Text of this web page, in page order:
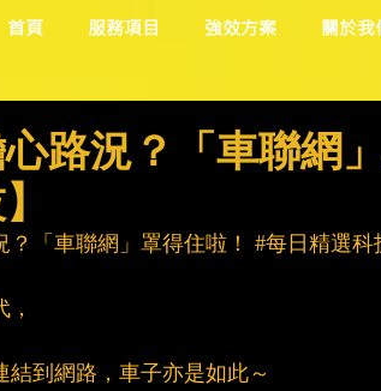
首頁 服務項目 強效方案 關於我
心路況？「車聯網
？「車聯網」罩得住啦！ #每日精選科
結到網路，車子亦是如此～